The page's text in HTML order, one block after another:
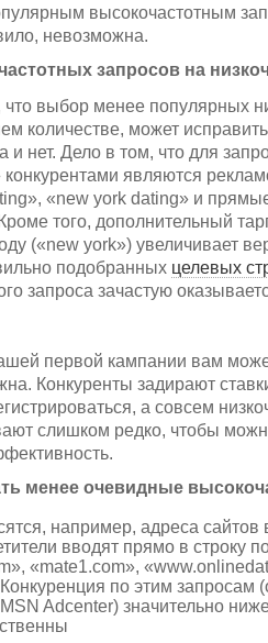
высокочастотным
невозможна.
запросов на
что выбор менее популярных
количестве, может
и нет. Дело в том, что для
являются
«new york dating» и
того, дополнительный
(«new york») увеличивает
подобранных целевых
запроса зачастую
первой кампании вам
Конкуренты задирают
а совсем
слишком редко, чтобы
менее очевидные
например, адреса
вводят прямо в строку
«mate1.com»,
по этим запросам
Adcenter) значительно